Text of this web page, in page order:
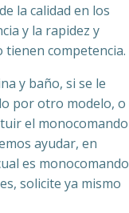
la calidad en los
y la rapidez y
competencia.
y baño, si se le
por otro modelo, o
el monocomando
ayudar, en
es monocomando
solicite ya mismo